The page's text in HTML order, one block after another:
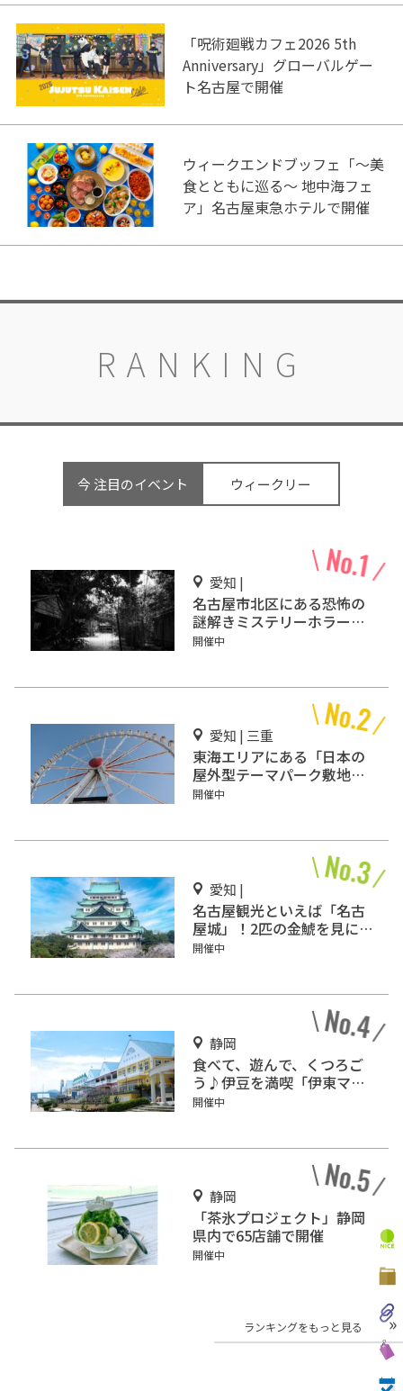
「呪術廻戦カフェ2026 5th
Anniversary」グローバルゲー
ト名古屋で開催
ウィークエンドブッフェ「～美
食とともに巡る～ 地中海フェ
ア」名古屋東急ホテルで開催
RANKING
今 注目のイベント ウィークリー
愛知 |
名古屋市北区にある恐怖の
謎解きミステリーホラー
「エモい家」あなたは行き
開催中
愛知 | 三重
東海エリアにある「日本の
屋外型テーマパーク敷地面
積ランキング」入りしてい
開催中
愛知 |
名古屋観光といえば「名古
屋城」！2匹の金鯱を見に
行こう
開催中
静岡
食べて、遊んで、くつろご
う♪伊豆を満喫「伊東マリ
ンタウン」
開催中
静岡
「茶氷プロジェクト」静岡
県内で65店舗で開催
開催中
ランキングをもっと見る